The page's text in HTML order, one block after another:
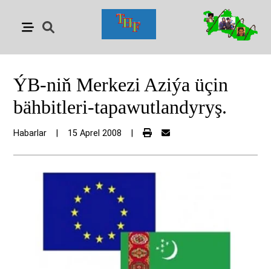
ÝB-niň Merkezi Aziýa üçin
bähbitleri-tapawutlandyryş.
Habarlar 15 Aprel 2008